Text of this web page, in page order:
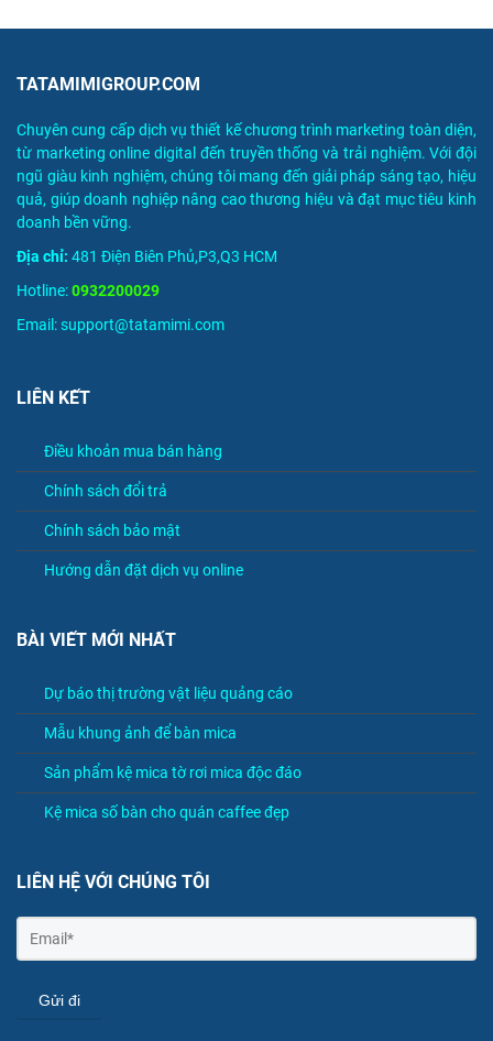
TATAMIMIGROUP.COM
Chuyên cung cấp dịch vụ thiết kế chương trình marketing toàn diện,
từ marketing online digital đến truyền thống và trải nghiệm. Với đội
ngũ giàu kinh nghiệm, chúng tôi mang đến giải pháp sáng tạo, hiệu
quả, giúp doanh nghiệp nâng cao thương hiệu và đạt mục tiêu kinh
doanh bền vững.
Địa chỉ: 481 Điện Biên Phủ,P3,Q3 HCM
Hotline:0932200029
Email: support@tatamimi.com
LIÊN KẾT
Điều khoản mua bán hàng
Chính sách đổi trả
Chính sách bảo mật
Hướng dẫn đặt dịch vụ online
BÀI VIẾT MỚI NHẤT
Dự báo thị trường vật liệu quảng cáo
Mẫu khung ảnh để bàn mica
Sản phẩm kệ mica tờ rơi mica độc đáo
Kệ mica số bàn cho quán caffee đẹp
LIÊN HỆ VỚI CHÚNG TÔI
Gửi đi